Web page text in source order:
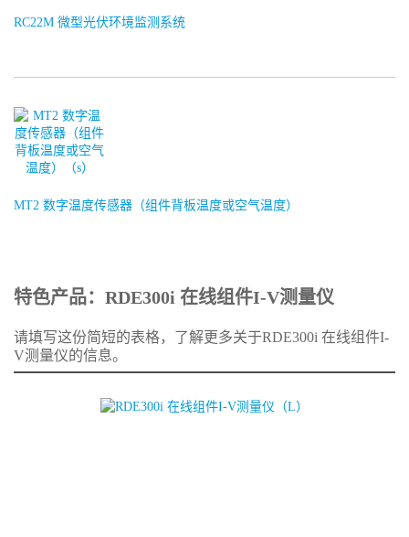
RC22M 微型光伏环境监测系统
MT2 数字温度传感器（组件背板温度或空气温度）
特色产品：RDE300i 在线组件I-V测量仪
请填写这份简短的表格，了解更多关于RDE300i 在线组件I-
V测量仪的信息。